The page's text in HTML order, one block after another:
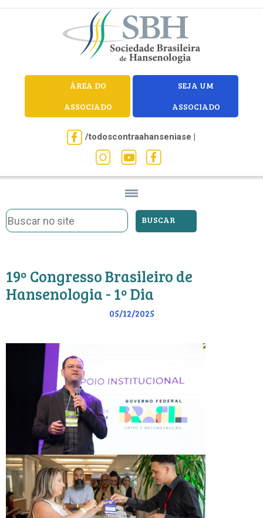
ÁREA DO
ASSOCIADO
SEJA UM
ASSOCIADO
/todoscontraahanseniase |
BUSCAR
19º Congresso Brasileiro de
Hansenologia - 1º Dia
05/12/2025